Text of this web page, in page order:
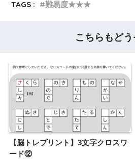
TAGS :
難易度★★★
こちらもどう
【脳トレプリント】3文字クロスワ
ード⑫